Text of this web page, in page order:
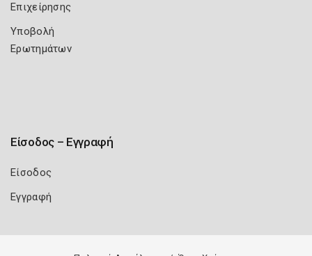
Επιχείρησης
Υποβολή
Ερωτημάτων
Είσοδος – Εγγραφή
Είσοδος
Εγγραφή